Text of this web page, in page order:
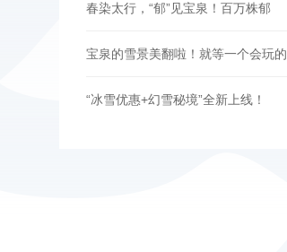
春染太行，“郁”见宝泉！百万株郁
宝泉的雪景美翻啦！就等一个会玩的
“冰雪优惠+幻雪秘境”全新上线！